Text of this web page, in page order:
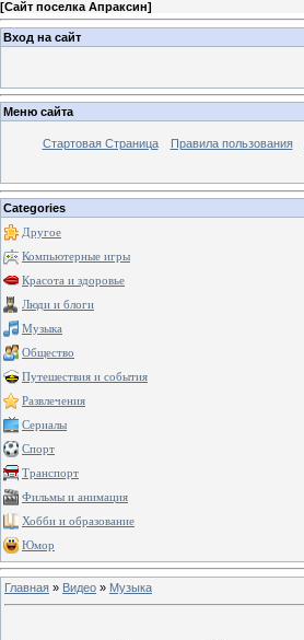
[Сайт поселка Апраксин]
Вход на сайт
Меню сайта
Стартовая Страница Правила пользования
Categories
Другое
Компьютерные игры
Красота и здоровье
Люди и блоги
Музыка
Общество
Путешествия и события
Развлечения
Сериалы
Спорт
Транспорт
Фильмы и анимация
Хобби и образование
Юмор
Главная » Видео » Музыка